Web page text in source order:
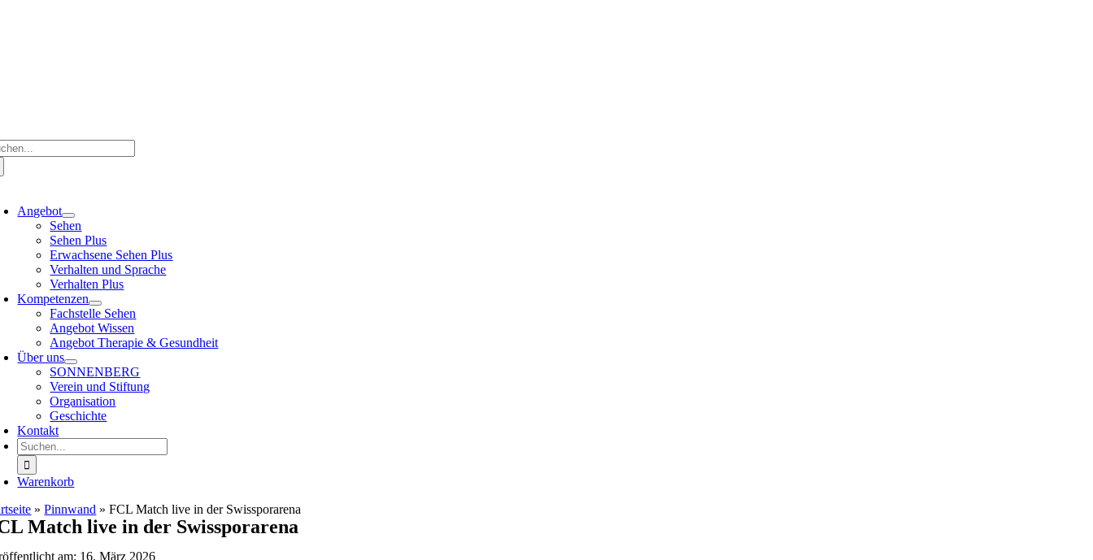
Angebot
Sehen
Sehen Plus
Erwachsene Sehen Plus
Verhalten und Sprache
Verhalten Plus
Kompetenzen
Fachstelle Sehen
Angebot Wissen
Angebot Therapie & Gesundheit
Über uns
SONNENBERG
Verein und Stiftung
Organisation
Geschichte
Kontakt
Suche
nach:
Warenkorb
»Pinnwand »FCL Match live in der Swissporarena
Match live in der Swissporarena
am: 16. März 2026